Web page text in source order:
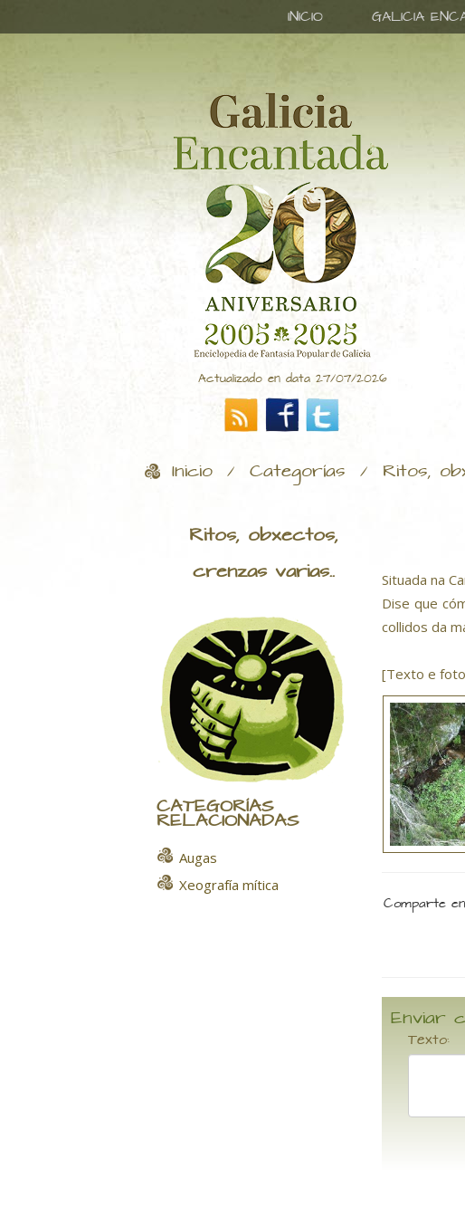
INICIO GALICIA
Actualizado en data 27/07/2026
Inicio / Categorías / Ritos,
Ritos, obxectos,
crenzas varias..
CATEGORÍAS
RELACIONADAS
Augas
Xeografía mítica
Situada na
Dise que
collidos da
[Texto e
Comparte
Enviar
Texto: